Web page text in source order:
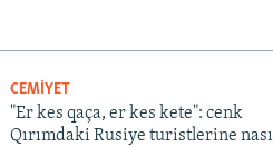
CEMİYET
"Er kes qaça, er kes kete": cenk
Qırımdaki Rusiye turistlerine